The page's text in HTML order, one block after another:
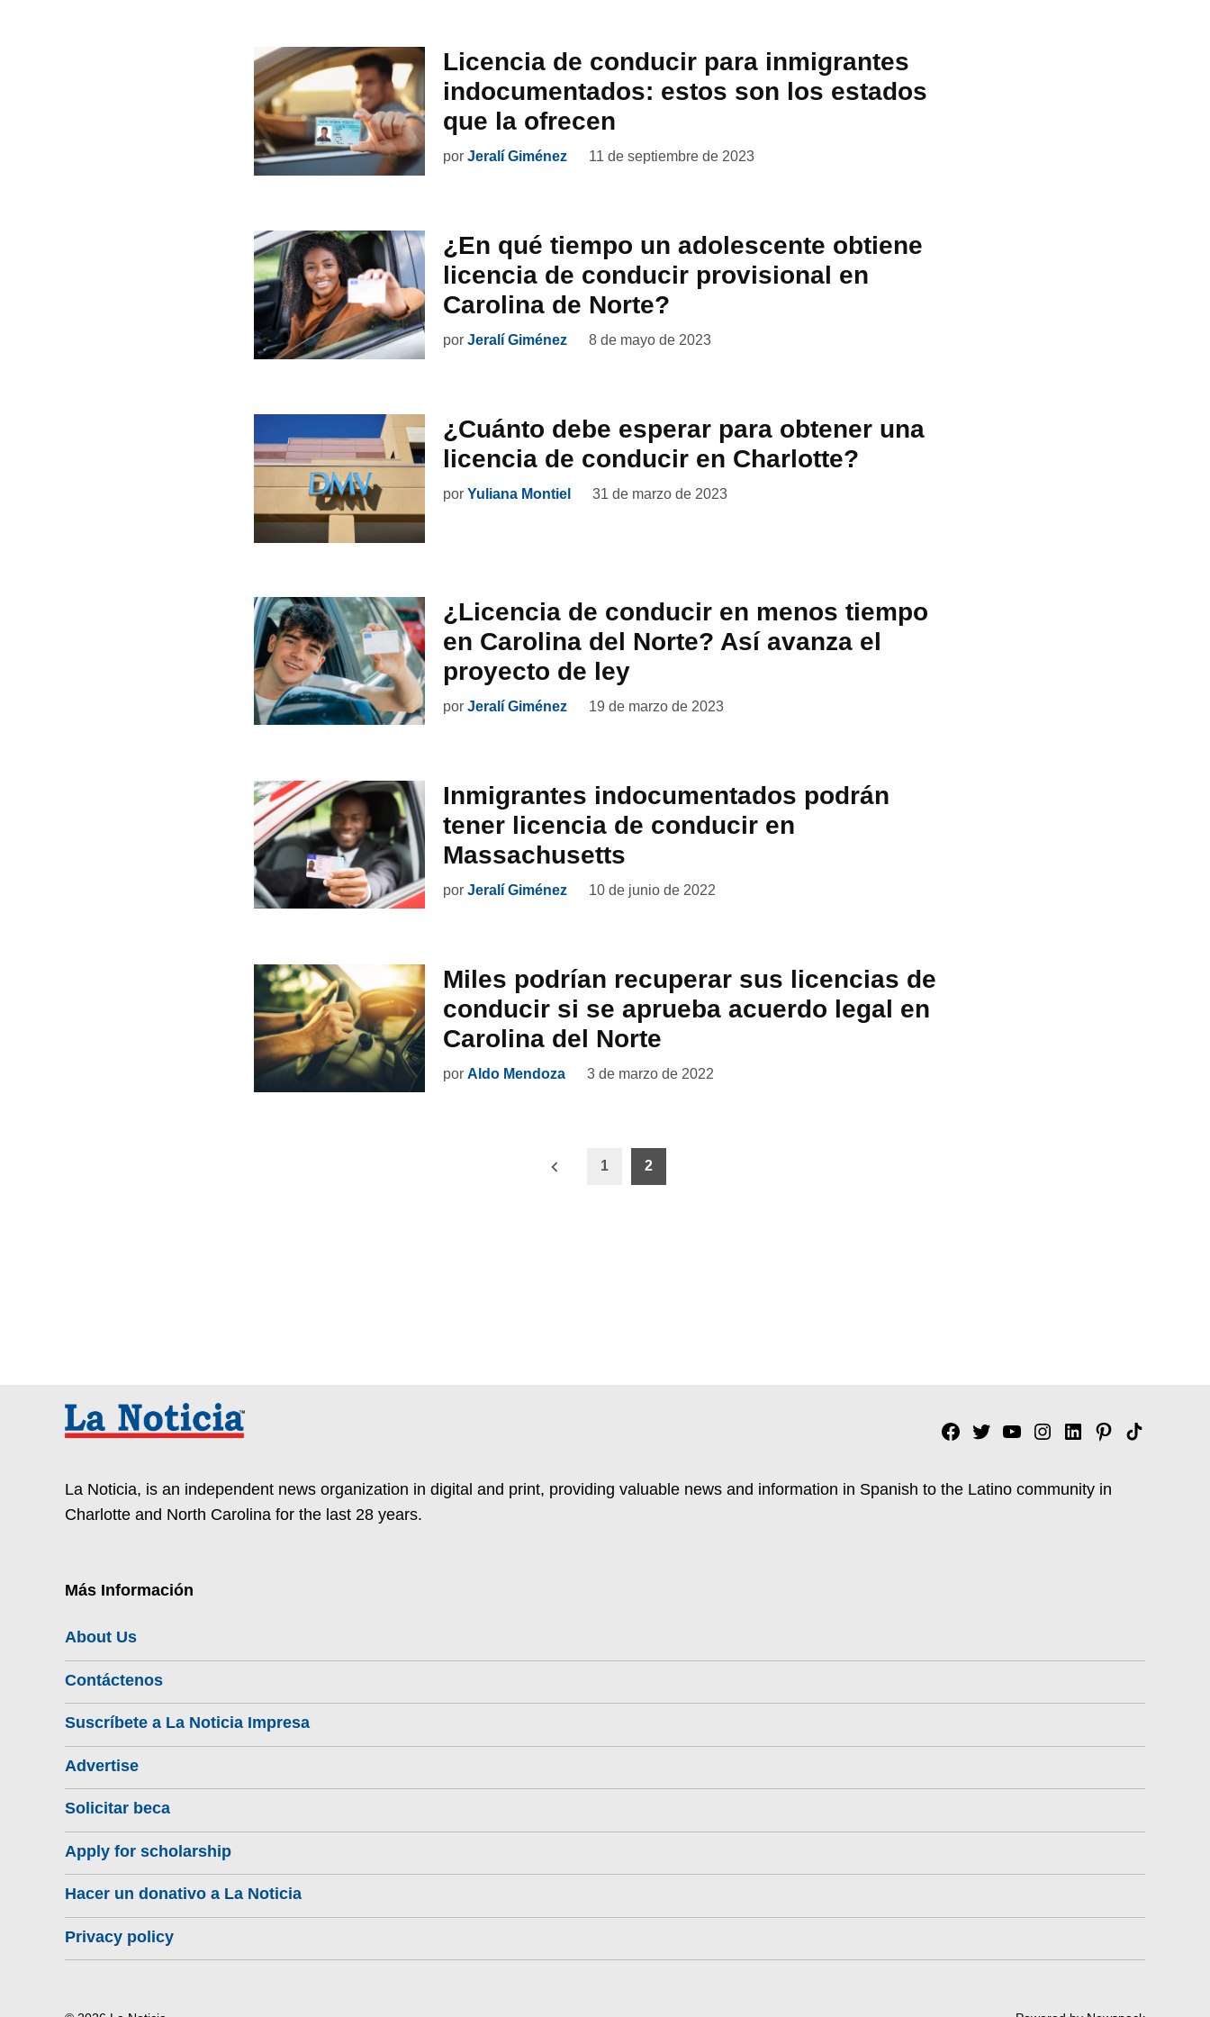
Licencia de conducir para inmigrantes
indocumentados: estos son los estados
que la ofrecen
por Jeralí Giménez 11 de septiembre de 2023
¿En qué tiempo un adolescente obtiene
licencia de conducir provisional en
Carolina de Norte?
por Jeralí Giménez 8 de mayo de 2023
¿Cuánto debe esperar para obtener una
licencia de conducir en Charlotte?
por Yuliana Montiel 31 de marzo de 2023
¿Licencia de conducir en menos tiempo
en Carolina del Norte? Así avanza el
proyecto de ley
por Jeralí Giménez 19 de marzo de 2023
Inmigrantes indocumentados podrán
tener licencia de conducir en
Massachusetts
por Jeralí Giménez 10 de junio de 2022
Miles podrían recuperar sus licencias de
conducir si se aprueba acuerdo legal en
Carolina del Norte
por Aldo Mendoza 3 de marzo de 2022
1 2
Facebook
TwitterYouTubeInstagram
Linkedin
Pinterest
Tik
La Noticia, is an independent news organization in digital and print, providing valuable news and information in Spanish to the Latino community in
Charlotte and North Carolina for the last 28 years.
Más Información
About Us
Contáctenos
Suscríbete a La Noticia Impresa
Advertise
Solicitar beca
Apply for scholarship
Hacer un donativo a La Noticia
Privacy policy